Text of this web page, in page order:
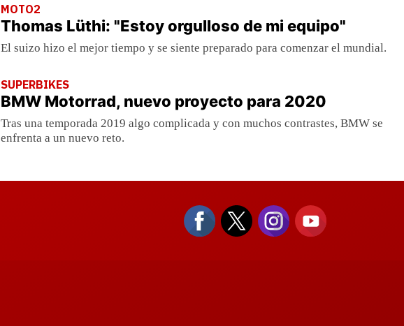
MOTO2
Thomas Lüthi: "Estoy orgulloso de mi equipo"
El suizo hizo el mejor tiempo y se siente preparado para comenzar el mundial.
SUPERBIKES
BMW Motorrad, nuevo proyecto para 2020
Tras una temporada 2019 algo complicada y con muchos contrastes, BMW se
enfrenta a un nuevo reto.